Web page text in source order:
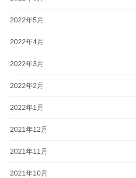
2022年5月
2022年4月
2022年3月
2022年2月
2022年1月
2021年12月
2021年11月
2021年10月